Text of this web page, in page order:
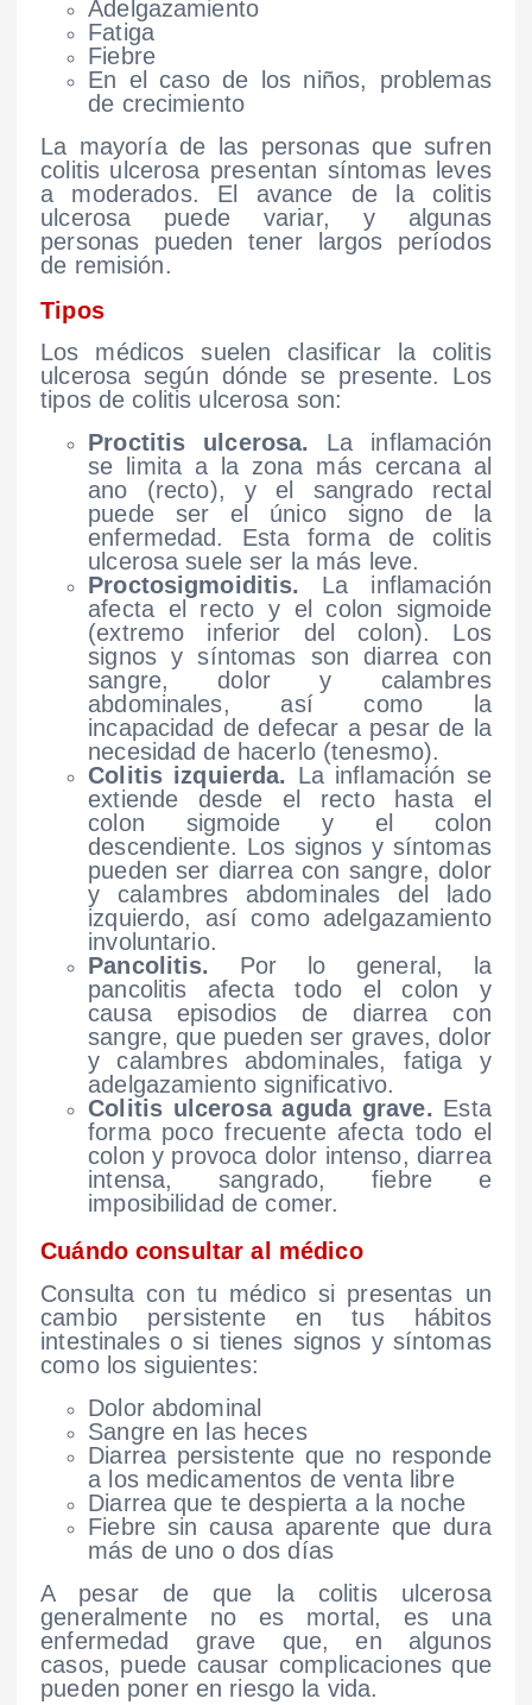
Adelgazamiento
Fatiga
Fiebre
En el caso de los niños, problemas
de crecimiento
La mayoría de las personas que sufren
colitis ulcerosa presentan síntomas leves
a moderados. El avance de la colitis
ulcerosa puede variar, y algunas
personas pueden tener largos períodos
de remisión.
Tipos
Los médicos suelen clasificar la colitis
ulcerosa según dónde se presente. Los
tipos de colitis ulcerosa son:
Proctitis ulcerosa. La inflamación
se limita a la zona más cercana al
ano (recto), y el sangrado rectal
puede ser el único signo de la
enfermedad. Esta forma de colitis
ulcerosa suele ser la más leve.
Proctosigmoiditis. La inflamación
afecta el recto y el colon sigmoide
(extremo inferior del colon). Los
signos y síntomas son diarrea con
sangre, dolor y calambres
abdominales, así como la
incapacidad de defecar a pesar de la
necesidad de hacerlo (tenesmo).
Colitis izquierda. La inflamación se
extiende desde el recto hasta el
colon sigmoide y el colon
descendiente. Los signos y síntomas
pueden ser diarrea con sangre, dolor
y calambres abdominales del lado
izquierdo, así como adelgazamiento
involuntario.
Pancolitis. Por lo general, la
pancolitis afecta todo el colon y
causa episodios de diarrea con
sangre, que pueden ser graves, dolor
y calambres abdominales, fatiga y
adelgazamiento significativo.
Colitis ulcerosa aguda grave. Esta
forma poco frecuente afecta todo el
colon y provoca dolor intenso, diarrea
intensa, sangrado, fiebre e
imposibilidad de comer.
Cuándo consultar al médico
Consulta con tu médico si presentas un
cambio persistente en tus hábitos
intestinales o si tienes signos y síntomas
como los siguientes:
Dolor abdominal
Sangre en las heces
Diarrea persistente que no responde
a los medicamentos de venta libre
Diarrea que te despierta a la noche
Fiebre sin causa aparente que dura
más de uno o dos días
A pesar de que la colitis ulcerosa
generalmente no es mortal, es una
enfermedad grave que, en algunos
casos, puede causar complicaciones que
pueden poner en riesgo la vida.